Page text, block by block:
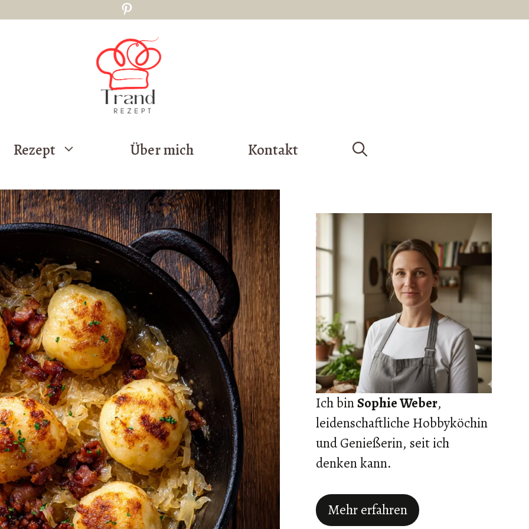
Pinterest
Rezept Über mich Kontakt
Ich binSophie Weber,
leidenschaftliche Hobbyköchin
und Genießerin, seit ich
denken kann.
Mehr erfahren